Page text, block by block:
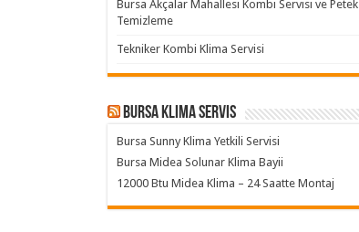
Bursa Akçalar Mahallesi Kombi Servisi ve Petek
Temizleme
Tekniker Kombi Klima Servisi
Bursa klima servis
Bursa Sunny Klima Yetkili Servisi
Bursa Midea Solunar Klima Bayii
12000 Btu Midea Klima – 24 Saatte Montaj